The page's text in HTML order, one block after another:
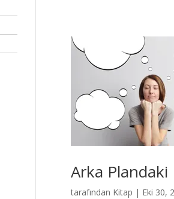
Arka Plandaki
tarafından Kitap | Eki 30,